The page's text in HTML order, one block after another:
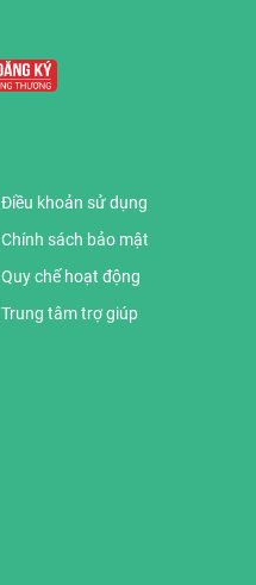
Điều khoản sử dụng
Chính sách bảo mật
Quy chế hoạt động
Trung tâm trợ giúp